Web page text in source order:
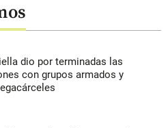
dio por terminadas las
con grupos armados y